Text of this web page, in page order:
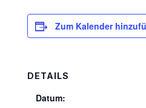
Zum Kalender
DETAILS
Datum: